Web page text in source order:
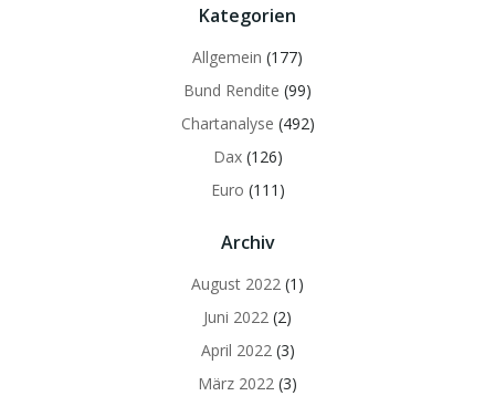
Kategorien
Allgemein (177)
Bund Rendite (99)
Chartanalyse (492)
Dax(126)
Euro (111)
Archiv
August 2022 (1)
Juni 2022 (2)
April 2022(3)
März 2022 (3)